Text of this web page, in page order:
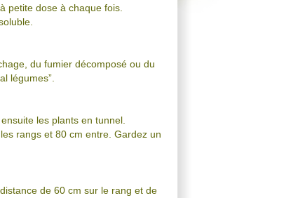
petite dose à chaque fois.
du fumier décomposé ou du
légumes”.
les plants en tunnel.
rangs et 80 cm entre. Gardez un
de 60 cm sur le rang et de